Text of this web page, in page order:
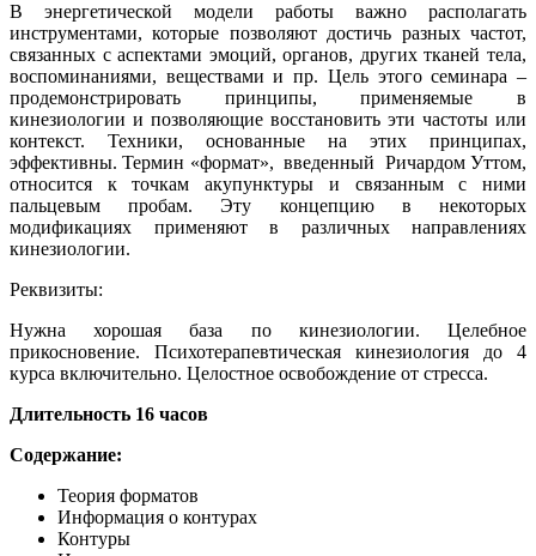
В энергетической модели работы важно располагать
инструментами, которые позволяют достичь разных частот,
связанных с аспектами эмоций, органов, других тканей тела,
воспоминаниями, веществами и пр. Цель этого семинара –
продемонстрировать принципы, применяемые в
кинезиологии и позволяющие восстановить эти частоты или
контекст. Техники, основанные на этих принципах,
эффективны. Термин «формат», введенный Ричардом Уттом,
относится к точкам акупунктуры и связанным с ними
пальцевым пробам. Эту концепцию в некоторых
модификациях применяют в различных направлениях
кинезиологии.
Реквизиты:
Нужна хорошая база по кинезиологии. Целебное
прикосновение. Психотерапевтическая кинезиология до 4
курса включительно. Целостное освобождение от стресса.
Длительность 16 часов
Содержание:
Теория форматов
Информация о контурах
Контуры